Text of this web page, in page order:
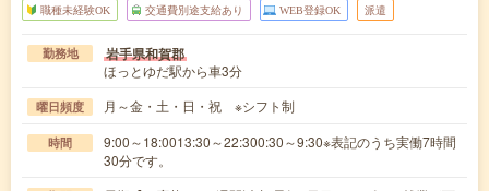
職種未経験OK 交通費別途支給あり WEB登録OK 派遣
勤務地 岩手県和賀郡
ほっとゆだ駅から車3分
曜日頻度 月～金・土・日・祝 ※シフト制
時間
9:00～18:0013:30～22:300:30～9:30※表記のうち実働7時間
30分です。